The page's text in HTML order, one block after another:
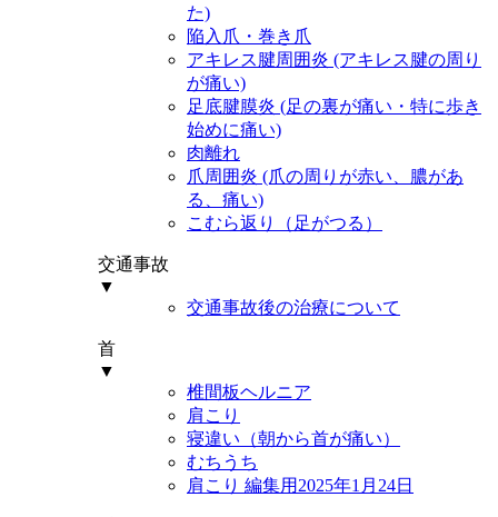
た)
陥入爪・巻き爪
アキレス腱周囲炎 (アキレス腱の周り
が痛い)
足底腱膜炎 (足の裏が痛い・特に歩き
始めに痛い)
肉離れ
爪周囲炎 (爪の周りが赤い、膿があ
る、痛い)
こむら返り（足がつる）
交通事故
▼
交通事故後の治療について
首
▼
椎間板ヘルニア
肩こり
寝違い（朝から首が痛い）
むちうち
肩こり 編集用2025年1月24日